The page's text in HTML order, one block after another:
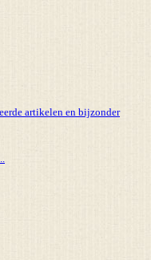
artikelen en bijzonder